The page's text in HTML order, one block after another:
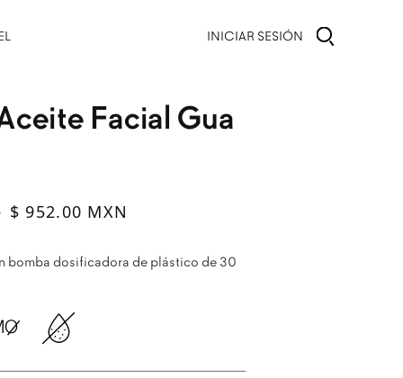
INICIAR SESIÓN
Facial Gua
$ 952.00 MXN
bomba dosificadora de plástico de 30